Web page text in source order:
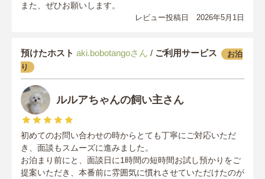
また、ぜひお願いします。
レビュー投稿日 2026年5月1日
預けたホスト aki.bobotangoさん / ご利用サービス
お泊
り
ルルアちゃんの飼い主さん
初めてのお問い合わせの時からとても丁寧にご対応いただ
き、面談もスムーズに進みました。
お泊まり前にと、面談日に1時間の短時間お試し預かりをご
提案いただき、本番前に雰囲気に慣れさせていただけたのが